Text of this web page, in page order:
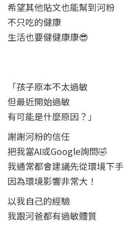
希望其他貼文也能幫到河粉
不只吃的健康
生活也要健健康康😎
「孩子原本不太過敏
但最近開始過敏
有可能是什麼原因？」
謝謝河粉的信任
把我當AI或Google詢問🤣
我通常都會建議先從環境下手
因為環境影響非常大！
以我自己的經驗
我跟河爸都有過敏體質